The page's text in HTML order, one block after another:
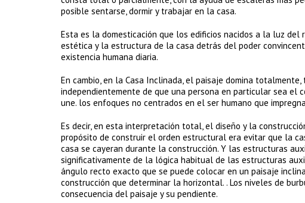
posible sentarse, dormir y trabajar en la casa.
Esta es la domesticación que los edificios nacidos a la luz
estética y la estructura de la casa detrás del poder
existencia humana diaria.
En cambio, en la Casa Inclinada, el paisaje domina
independientemente de que una persona en particular sea el
une. los enfoques no centrados en el ser humano que
Es decir, en esta interpretación total, el diseño y la
propósito de construir el orden estructural era evitar que la
casa se cayeran durante la construcción. Y las estructuras
significativamente de la lógica habitual de las estructuras
ángulo recto exacto que se puede colocar en un paisaje
construcción que determinar la horizontal. . Los niveles de
consecuencia del paisaje y su pendiente.